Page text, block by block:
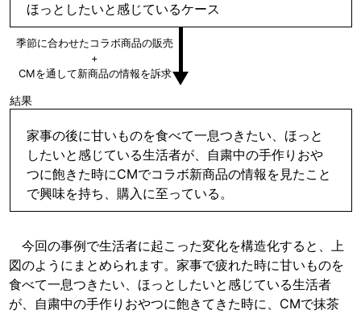
ほっとしたいと感じているケース
季節に合わせたコラボ商品の販売
+
CMを通して新商品の情報を訴求
結果
家事の後に甘いものを食べて一息つきたい、ほっと
したいと感じている生活者が、自粛中の手作りおや
つに飽きた時にCMでコラボ新商品の情報を見たこと
で興味を持ち、購入に至っている。
今回の事例で生活者に起こった変化を構造化すると、上
図のようにまとめられます。家事で疲れた時に甘いものを
食べて一息つきたい、ほっとしたいと感じている生活者
が、自粛中の手作りおやつに飽きてきた時に、CMで抹茶